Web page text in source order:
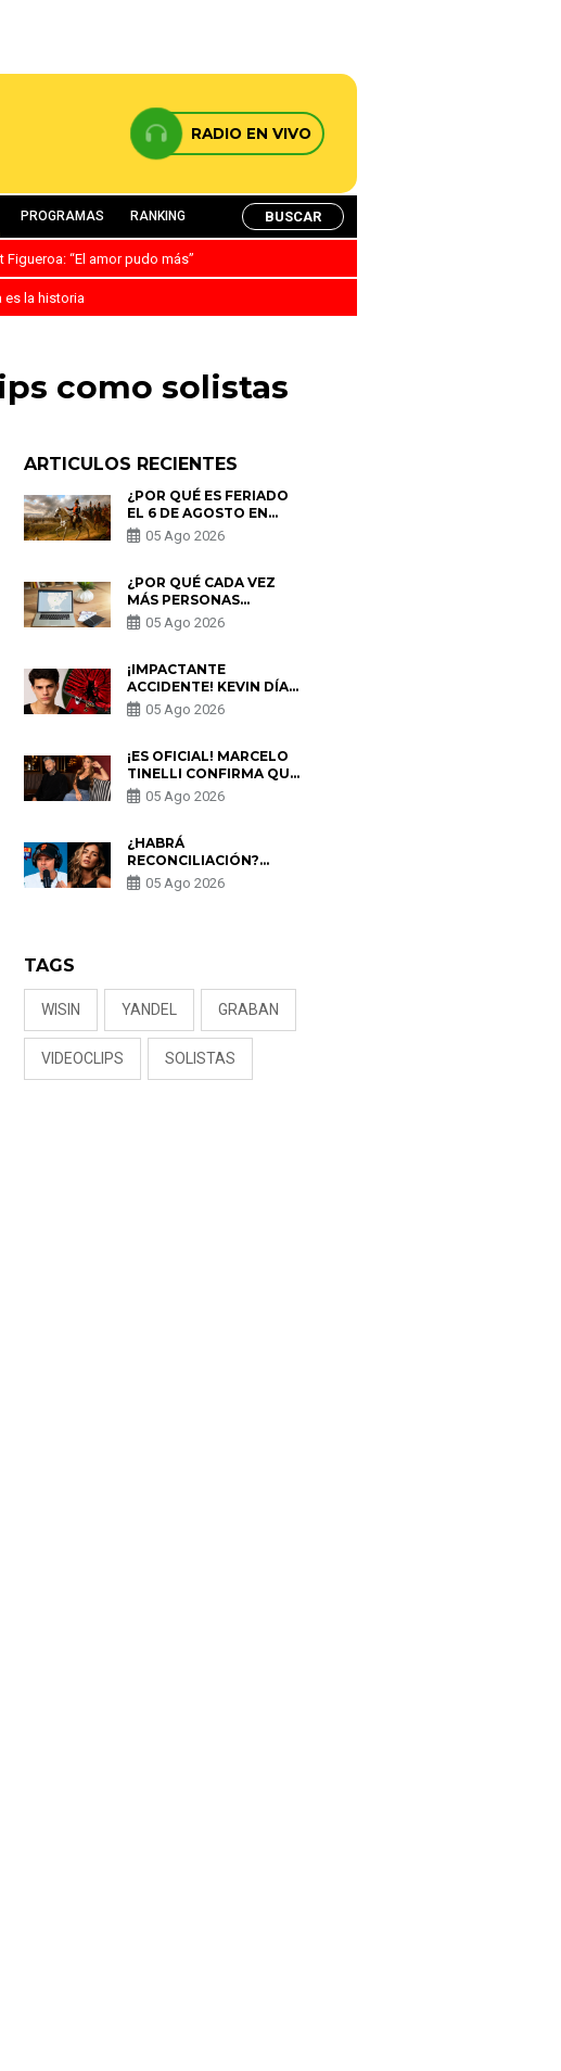
RADIO EN VIVO
PROGRAMAS RANKING BUSCAR
“El amor pudo más”
es la historia
como solistas
ARTICULOS RECIENTES
¿POR QUÉ ES FERIADO
EL 6 DE AGOSTO EN
PERÚ? ESTA ES LA
HISTORIA
05 Ago 2026
¿POR QUÉ CADA VEZ
MÁS PERSONAS
UTILIZAN UNA VPN
PARA PROTEGER SU
05 Ago 2026
¡IMPACTANTE
ACCIDENTE! KEVIN DÍAZ
CAE DESDE OCHO
METROS EN “ESTO ES
PREOCUPACIÓN
05 Ago 2026
¡ES OFICIAL! MARCELO
TINELLI CONFIRMA QUE
REGRESÓ CON MILETT
FIGUEROA: “EL AMOR
05 Ago 2026
¿HABRÁ
RECONCILIACIÓN?
MARIO HART ADMITE
QUE PODRÍA VOLVER
05 Ago 2026
TAGS
WISIN YANDEL GRABAN
VIDEOCLIPS SOLISTAS